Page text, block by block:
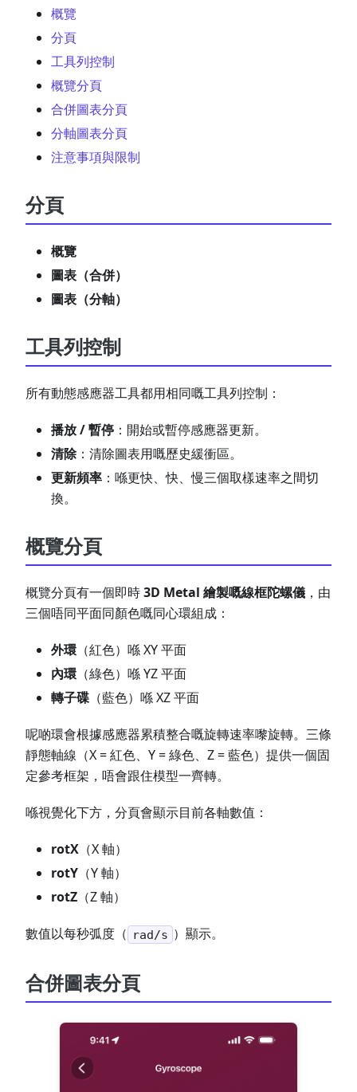
概覽
分頁
工具列控制
概覽分頁
合併圖表分頁
分軸圖表分頁
注意事項與限制
分頁
概覽
圖表（合併）
圖表（分軸）
工具列控制
所有動態感應器工具都用相同嘅工具列控制：
播放 / 暫停 ：開始或暫停感應器更新。
清除：清除圖表用嘅歷史緩衝區。
更新頻率 ：喺更快、快、慢三個取樣速率之間切
換。
概覽分頁
概覽分頁有一個即時3D Metal 繪製嘅線框陀螺儀 ，由
三個唔同平面同顏色嘅同心環組成：
外環（紅色）喺 XY 平面
內環（綠色）喺 YZ 平面
轉子碟 （藍色）喺 XZ 平面
呢啲環會根據感應器累積整合嘅旋轉速率嚟旋轉。三條
靜態軸線（X = 紅色、Y = 綠色、Z = 藍色）提供一個固
定參考框架，唔會跟住模型一齊轉。
喺視覺化下方，分頁會顯示目前各軸數值：
rotX （X 軸）
rotY （Y 軸）
rotZ （Z 軸）
數值以每秒弧度（ rad/s ）顯示。
合併圖表分頁